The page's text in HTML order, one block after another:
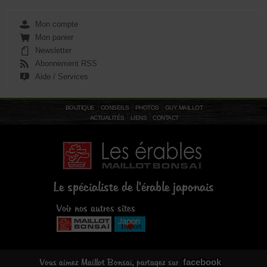
Mon compte
Mon panier
Newsletter
Abonnement RSS
Aide / Services
BOUTIQUE CONSEILS PHOTOS
GUY MAILLOT
ACTUALITÉS
LIENS CONTACT
Le spécialiste de l'érable japonais
Voir nos autres sites
Vous aimez Maillot Bonsaï, partagez sur facebook